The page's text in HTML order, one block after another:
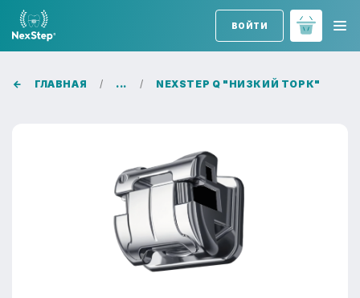
ВОЙТИ
ГЛАВНАЯ ... NEXSTEP Q "НИЗКИЙ ТОРК"